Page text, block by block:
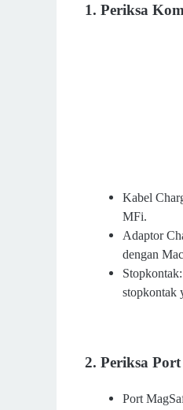
1. Periksa
Kabel
MFi.
Adaptor
dengan
stopkontak
2. Periksa
Port